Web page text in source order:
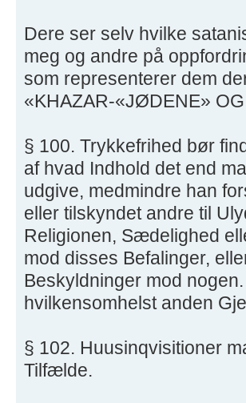
Dere ser selv hvilke
meg og andre på
som representerer dem
«KHAZAR-«JØDENE»
§ 100. Trykkefrihed bør
af hvad Indhold det end
udgive, medmindre han
eller tilskyndet andre til
Religionen, Sædelighed
mod disses Befalinger,
Beskyldninger mod
hvilkensomhelst anden
§ 102. Huusinqvisitioner
Tilfælde.